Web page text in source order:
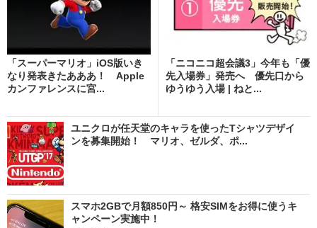
「スーパーマリオ」iOS版いき
なり発表きたあああ！ Apple
カンファレンスに宮...
「ニコニコ超会議3」今年も「優
先入場券」発売へ 優先口から
ゆうゆう入場 | ねと...
ユニクロが任天堂のキャラを使ったTシャツデザイ
ンを募集開始！ マリオ、ゼルダ、ポ...
スマホ2GBで月額850円～ 格安SIMをお得に使うキ
ャンペーン実施中！